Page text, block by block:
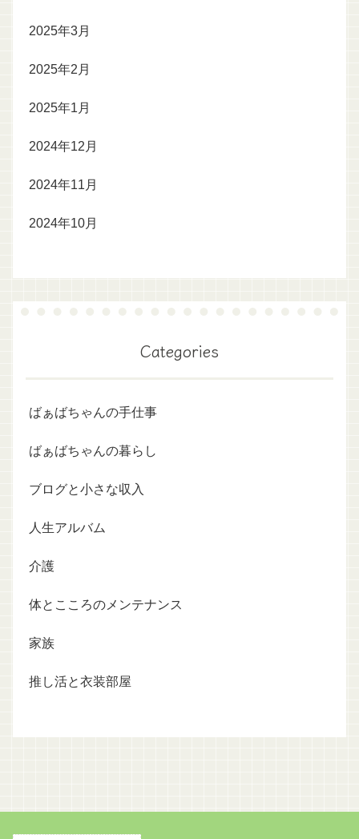
2025年3月
2025年2月
2025年1月
2024年12月
2024年11月
2024年10月
Categories
ばぁばちゃんの手仕事
ばぁばちゃんの暮らし
ブログと小さな収入
人生アルバム
介護
体とこころのメンテナンス
家族
推し活と衣装部屋